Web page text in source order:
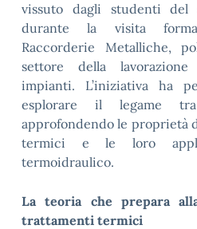
vissuto dagli studenti del
durante la visita
Raccorderie Metalliche,
settore della
impianti. L’iniziativa ha
esplorare il legame
approfondendo le proprietà
termici e le loro
termoidraulico.
La teoria che prepara
trattamenti termici